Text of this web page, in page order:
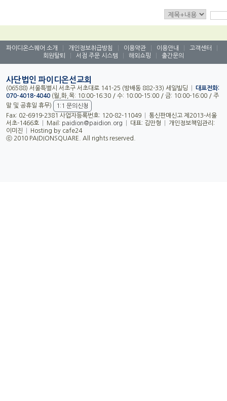
파이디온스퀘어 소개 개인정보취급방침 이용약관 이용안내 고객센터
회원탈퇴
서점 주문 시스템 해외쇼핑 출간문의
사단법인 파이디온선교회
(06588) 서울특별시 서초구 서초대로 141-25 (방배동 882-33) 세일빌딩
대표전화:
070-4018-4040 (월,화,목: 10:00-16:30 / 수: 10:00-15:00 / 금: 10:00-16:00 / 주
말 및 공휴일 휴무)
1:1 문의신청
Fax: 02-6919-2381 사업자등록번호: 120-82-11049
통신판매신고 제2013-서울
서초-1466호
Mail: paidion@paidion.org 대표: 김만형
개인정보책임관리:
이미진
Hosting by cafe24
ⓒ 2010 PAIDIONSQUARE. All rights reserved.